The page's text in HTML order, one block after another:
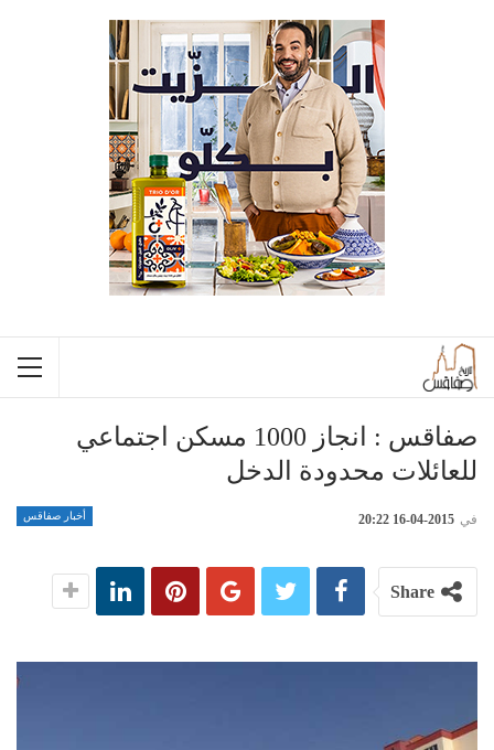
صفاقس : انجاز 1000 مسكن اجتماعي
للعائلات محدودة الدخل
أخبار صفاقس في 2015-04-16 20:22
Share